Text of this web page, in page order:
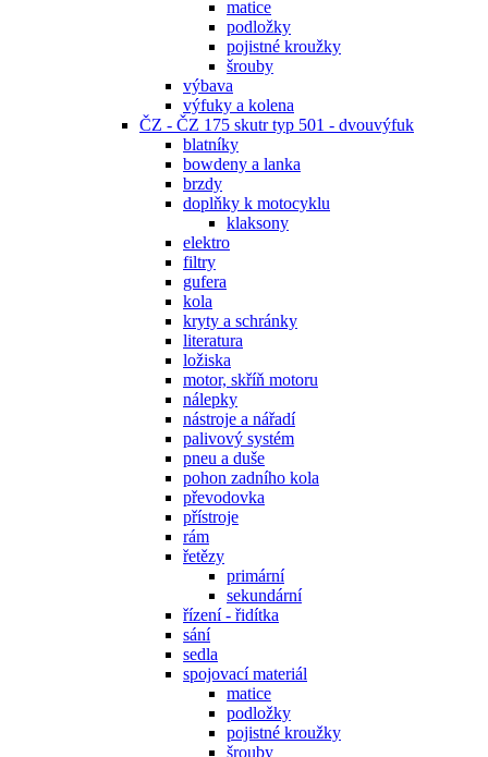
matice
podložky
pojistné kroužky
šrouby
výbava
výfuky a kolena
ČZ - ČZ 175 skutr typ 501 - dvouvýfuk
blatníky
bowdeny a lanka
brzdy
doplňky k motocyklu
klaksony
elektro
filtry
gufera
kola
kryty a schránky
literatura
ložiska
motor, skříň motoru
nálepky
nástroje a nářadí
palivový systém
pneu a duše
pohon zadního kola
převodovka
přístroje
rám
řetězy
primární
sekundární
řízení - řidítka
sání
sedla
spojovací materiál
matice
podložky
pojistné kroužky
šrouby